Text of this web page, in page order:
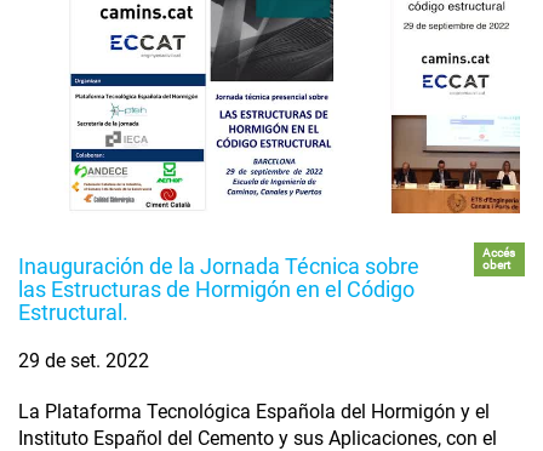
Inauguración de la Jornada Técnica sobre
las Estructuras de Hormigón en el Código
Estructural.
Accés
obert
29 de set. 2022
La Plataforma Tecnológica Española del Hormigón y el
Instituto Español del Cemento y sus Aplicaciones, con el